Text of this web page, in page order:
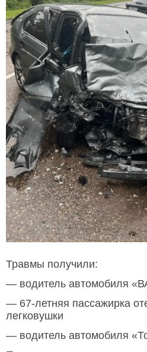
Травмы получили:
— водитель автомобиля
— 67-летняя пассажирка
легковушки
— водитель автомобиля